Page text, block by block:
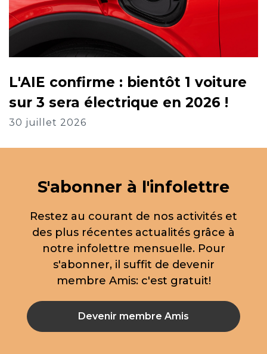
L'AIE confirme : bientôt 1 voiture
sur 3 sera électrique en 2026 !
30 juillet 2026
S'abonner à l'infolettre
Restez au courant de nos activités et
des plus récentes actualités grâce à
notre infolettre mensuelle. Pour
s'abonner, il suffit de devenir
membre Amis: c'est gratuit!
Devenir membre Amis